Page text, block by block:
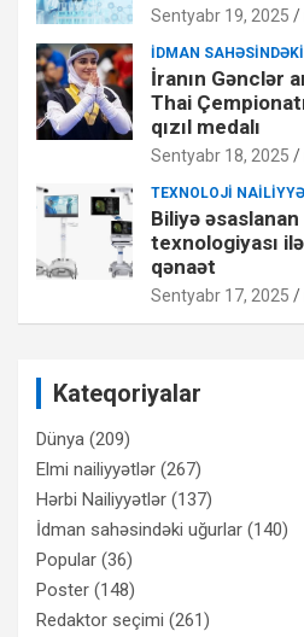
Sentyabr 19, 2025
İDMAN SAHƏSINDƏKI
İranın Gənclər
Thai
qızıl medalı
Sentyabr 18, 2025
TEXNOLOJI
Biliyə əsaslanan
texnologiyası
qənaət
Sentyabr 17, 2025
Kateqoriyalar
Dünya (209)
Elmi nailiyyətlər (267)
Hərbi Nailiyyətlər (137)
İdman sahəsindəki uğurlar (140)
Popular (36)
Poster (148)
Redaktor seçimi (261)